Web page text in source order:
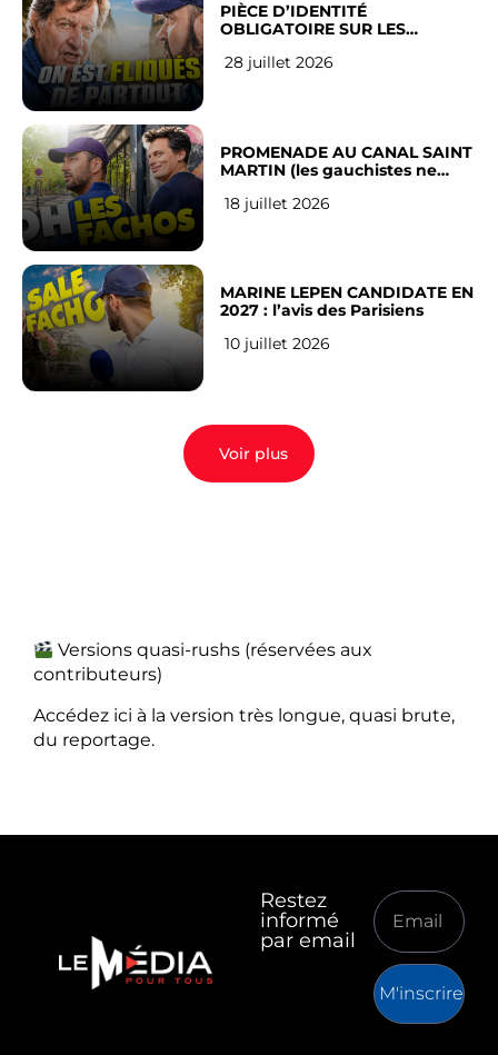
PIÈCE D’IDENTITÉ
OBLIGATOIRE SUR LES
Français
28 juillet 2026
PROMENADE AU CANAL SAINT
MARTIN (les gauchistes ne
18 juillet 2026
MARINE LEPEN CANDIDATE EN
2027 : l’avis des Parisiens
10 juillet 2026
Voir plus
Versions quasi-rushs (réservées aux
contributeurs)
Accédez ici à la version très longue, quasi brute,
du reportage.
Restez
informé
par email
M'inscrire